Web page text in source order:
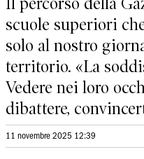
scuole superiori
solo al nostro
territorio. «La
Vedere nei loro
dibattere,
11 novembre 2025 12:39